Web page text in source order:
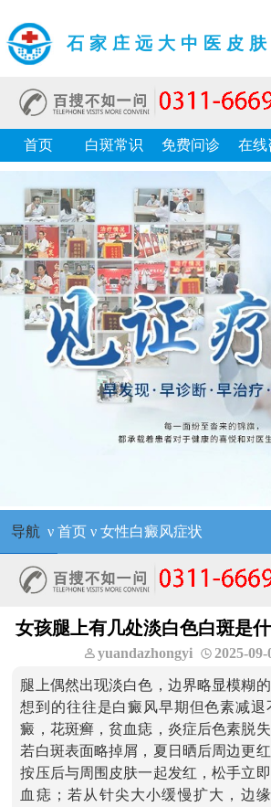
石家庄远大中医皮
首页 白斑常识 免费问诊 在线
导航 ν 首页ν 女性白癜风症状
女孩腿上有几处淡白色白斑是
yuandazhongyi 2025-09-
腿上偶然出现淡白色，边界略显模糊
想到的往往是白癜风早期但色素减退
癜，花斑癣，贫血痣，炎症后色素脱
若白斑表面略掉屑，夏日晒后周边更
按压后与周围皮肤一起发红，松手立
血痣；若从针尖大小缓慢扩大，边